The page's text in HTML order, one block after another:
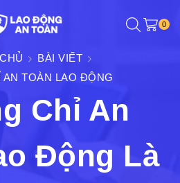
0
BÀI VIẾT
TOÀN LAO ĐỘNG
Chỉ An
Động Là